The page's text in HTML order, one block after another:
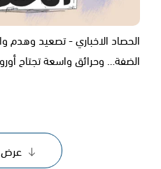
الحصاد الاخباري - تصعيد وهدم
الضفة… وحرائق واسعة تجتاح أوروبا -
عرض